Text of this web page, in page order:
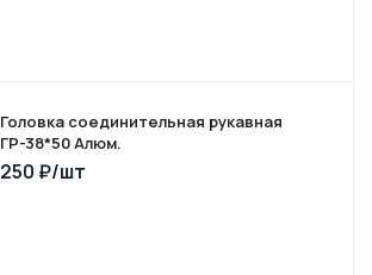
Головка соединительная рукавная
ГР-38*50 Алюм.
250 ₽/шт